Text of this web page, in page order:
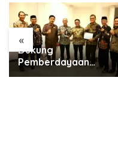
«
Peringati HUT ke-25,
Demokrat Kota
Tangerang Bersihkan